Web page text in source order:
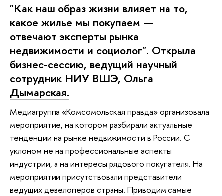
"Как наш образ жизни влияет на то,
какое жилье мы покупаем —
отвечают эксперты рынка
недвижимости и социолог". Открыла
бизнес-сессию, ведущий научный
сотрудник НИУ ВШЭ, Ольга
Дымарская.
Медиагруппа «Комсомольская правда» организовала
мероприятие, на котором разбирали актуальные
тенденции на рынке недвижимости в России. С
уклоном не на профессиональные аспекты
индустрии, а на интересы рядового покупателя. На
мероприятии присутствовали представители
ведущих девелоперов страны. Приводим самые